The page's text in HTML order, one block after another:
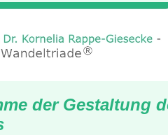
der Gestaltung